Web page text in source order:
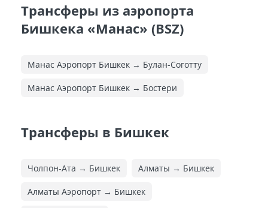
Трансферы из аэропорта
Бишкека «Манас» (BSZ)
Манас Аэропорт Бишкек → Булан-Соготту
Манас Аэропорт Бишкек → Бостери
Трансферы в Бишкек
Чолпон-Ата → Бишкек Алматы → Бишкек
Алматы Аэропорт → Бишкек